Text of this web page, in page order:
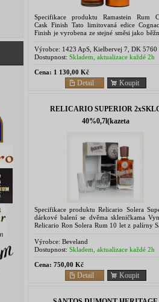
Specifikace produktu Ramastein Rum
Cask Finish Tato limitovaná edice
Finish je vyrobena ze stejné směsi jako
Trinidadu a...
Výrobce: 1423 ApS, Kielbervej 7, DK 5760
Ringe, Denemark
Dostupnost: Skladem, aktualizace každé 2h
Cena: 1 130,00 Kč
Koupit
Detail
RELICARIO SUPERIOR
40%0,7l(kazeta
Specifikace produktu Relicario Solera
dárkové balení se dvěma skleničkama
Relicario Ron Solera Rum 10 let z palírny
Výrobce: Beveland
Dostupnost: Skladem, aktualizace každé 2h
Cena: 750,00 Kč
Koupit
Detail